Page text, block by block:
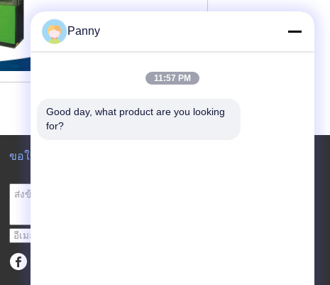
ขอใบเสนอราคา
Panny
11:57 PM
Good day, what product are you looking
for?